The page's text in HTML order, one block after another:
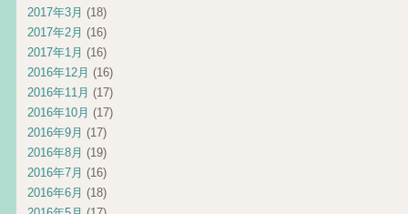
2017年3月 (18)
2017年2月 (16)
2017年1月 (16)
2016年12月 (16)
2016年11月 (17)
2016年10月 (17)
2016年9月 (17)
2016年8月 (19)
2016年7月 (16)
2016年6月 (18)